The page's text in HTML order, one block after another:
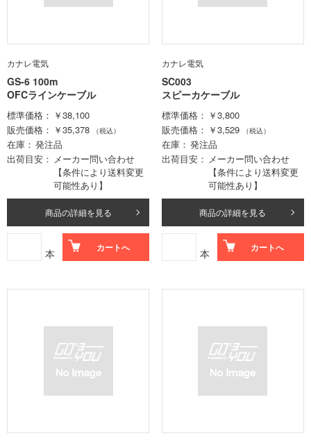
カナレ電気
GS-6 100m
OFCラインケーブル
標準価格
￥38,100
販売価格
￥35,378 （税込）
在庫
発注品
出荷目安
メーカー問い合わせ
【条件により送料変更
可能性あり】
商品の詳細を見る
本 カートへ
カナレ電気
SC003
スピーカケーブル
標準価格
￥3,800
販売価格
￥3,529 （税込）
在庫
発注品
出荷目安
メーカー問い合わせ
【条件により送料変更
可能性あり】
商品の詳細を見る
本 カートへ